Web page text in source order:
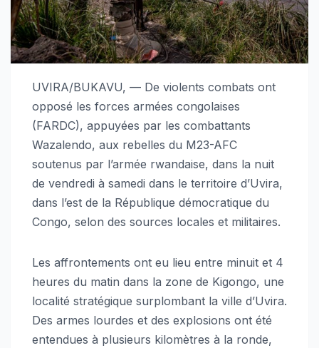
UVIRA/BUKAVU, — De violents combats ont
opposé les forces armées congolaises
(FARDC), appuyées par les combattants
Wazalendo, aux rebelles du M23-AFC
soutenus par l’armée rwandaise, dans la nuit
de vendredi à samedi dans le territoire d’Uvira,
dans l’est de la République démocratique du
Congo, selon des sources locales et militaires.
Les affrontements ont eu lieu entre minuit et 4
heures du matin dans la zone de Kigongo, une
localité stratégique surplombant la ville d’Uvira.
Des armes lourdes et des explosions ont été
entendues à plusieurs kilomètres à la ronde,